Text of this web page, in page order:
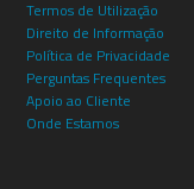
Termos de Utilização
Direito de Informação
Política de Privacidade
Perguntas Frequentes
Apoio ao Cliente
Onde Estamos